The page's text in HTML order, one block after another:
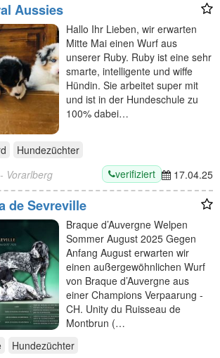
Aussies
Hallo Ihr Lieben, wir erwarten
Mitte Mai einen Wurf aus
unserer Ruby. Ruby ist eine sehr
smarte, intelligente und wiffe
Hündin. Sie arbeitet super mit
und ist in der Hundeschule zu
100% dabei…
Hundezüchter
- Vorarlberg verifiziert 17.04.25
de Sevreville
Braque d’Auvergne Welpen
Sommer August 2025 Gegen
Anfang August erwarten wir
einen außergewöhnlichen Wurf
von Braque d’Auvergne aus
einer Champions Verpaarung -
CH. Unity du Ruisseau de
Montbrun (…
Hundezüchter